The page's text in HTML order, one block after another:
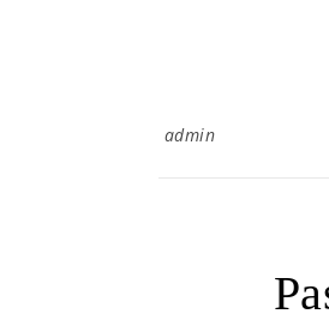
admin